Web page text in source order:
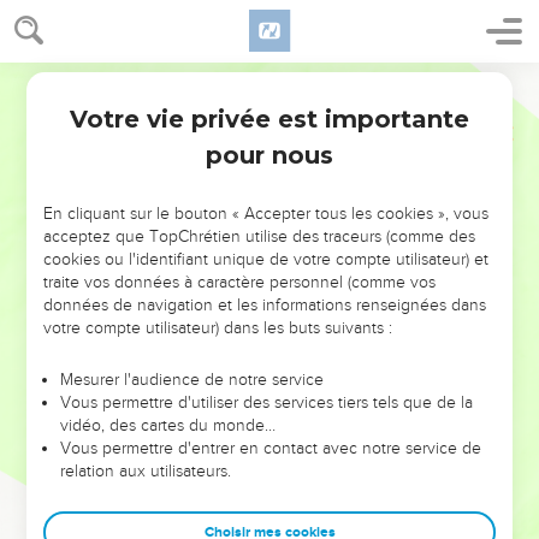
NE MANQUEZ PAS L’ÉVÉNEMENT
DE L’ANNÉE !
ET SI LEURS ERREURS POUVAIENT VOUS ÉVITER LES
VOTRES ?
leur foi ou leur vision. Mais on voit moins les doutes, les erreurs
et les saisons difficiles qu'ils ont traversés, alors même que ce
sont elles qui les ont façonnés.
Dans cette conférence, leaders, entrepreneurs, et responsables
clés pour avancer avec plus de sagesse afin que leurs erreurs
Votre vie privée est importante
pour nous
En cliquant sur le bouton « Accepter tous les cookies », vous
acceptez que TopChrétien utilise des traceurs (comme des
cookies ou l'identifiant unique de votre compte utilisateur) et
traite vos données à caractère personnel (comme vos
données de navigation et les informations renseignées dans
votre compte utilisateur) dans les buts suivants :
Mesurer l'audience de notre service
Vous permettre d'utiliser des services tiers tels que de la
vidéo, des cartes du monde…
Vous permettre d'entrer en contact avec notre service de
relation aux utilisateurs.
Choisir mes cookies